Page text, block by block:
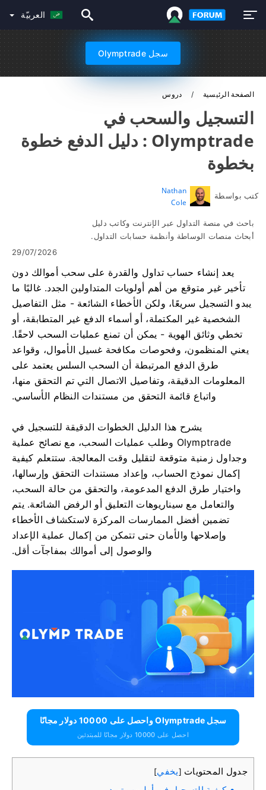
العربيّة
سجل Olymptrade
الصفحة الرئيسية دروس
التسجيل والسحب في
Olymptrade : دليل الدفع خطوة
بخطوة
كتب بواسطة
Nathan
Cole
باحث في منصة التداول عبر الإنترنت وكاتب دليل
أبحاث منصات الوساطة وأنظمة حسابات التداول.
29/07/2026
يعد إنشاء حساب تداول والقدرة على سحب أموالك دون
تأخير غير متوقع من أهم أولويات المتداولين الجدد. غالبًا ما
يبدو التسجيل سريعًا، ولكن الأخطاء الشائعة - مثل التفاصيل
الشخصية غير المكتملة، أو أسماء الدفع غير المتطابقة، أو
تخطي وثائق الهوية - يمكن أن تمنع عمليات السحب لاحقًا.
يعني المنظمون، وفحوصات مكافحة غسيل الأموال، وقواعد
طرق الدفع المرتبطة أن السحب السلس يعتمد على
المعلومات الدقيقة، وتفاصيل الاتصال التي تم التحقق منها،
واتباع قائمة التحقق من مستندات النظام الأساسي.
يشرح هذا الدليل الخطوات الدقيقة للتسجيل في
Olymptrade وطلب عمليات السحب، مع نصائح عملية
وجداول زمنية متوقعة لتقليل وقت المعالجة. ستتعلم كيفية
إكمال نموذج الحساب، وإعداد مستندات التحقق وإرسالها،
واختيار طرق الدفع المدعومة، والتحقق من حالة السحب،
والتعامل مع سيناريوهات التعليق أو الرفض الشائعة. يتم
تضمين أفضل الممارسات المركزة لاستكشاف الأخطاء
وإصلاحها والأمان حتى تتمكن من إكمال عملية الإعداد
والوصول إلى أموالك بمفاجآت أقل.
سجل Olymptrade واحصل على 10000 دولار مجانًا
احصل على 10000 دولار مجانًا للمبتدئين
جدول المحتويات [يخفي]